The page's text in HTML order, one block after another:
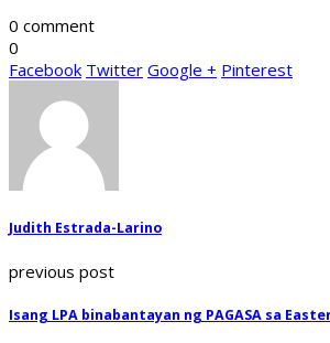
0 comment
0
Facebook Twitter Google + Pinterest
Judith Estrada-Larino
previous post
Isang LPA binabantayan ng PAGASA sa